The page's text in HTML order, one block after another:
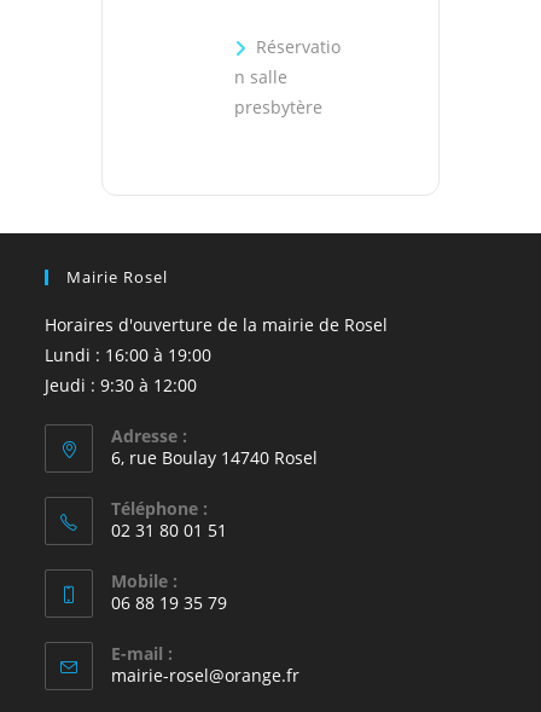
Réservatio
n salle
presbytère
Mairie Rosel
Horaires d'ouverture de la mairie de Rosel
Lundi : 16:00 à 19:00
Jeudi : 9:30 à 12:00
Adresse :
6, rue Boulay 14740 Rosel
Téléphone :
02 31 80 01 51
Mobile :
06 88 19 35 79
E-mail :
mairie-rosel@orange.frS’ouvre